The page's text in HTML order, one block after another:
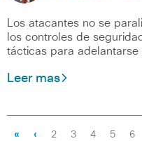
Los atacantes no se
los controles de
tácticas para adelantarse
Leer mas
« ‹ 2 3 4 5 6